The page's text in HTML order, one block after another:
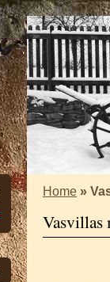
Home »
Vasvillas